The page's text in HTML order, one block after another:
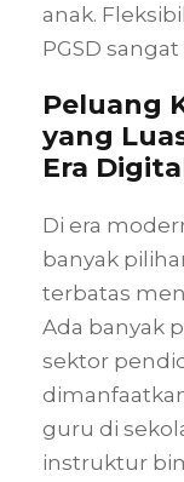
anak.
PGSD
Peluang
yang
Era
Di era
banyak
terbatas
Ada banyak
sektor
guru di
instruktur